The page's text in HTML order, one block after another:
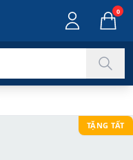
0
TẶNG TẤT